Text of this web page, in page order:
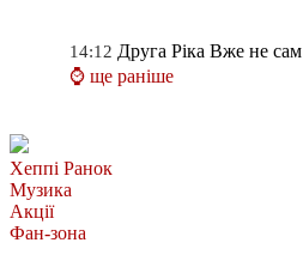
14:12 Друга Ріка Вже не сам
⌚ ще раніше
Хеппі Ранок
Музика
Акції
Фан-зона